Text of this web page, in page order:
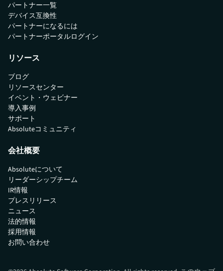
パートナー一覧
デバイス互換性
パートナーになるには
パートナーポータルログイン
リソース
ブログ
リソースセンター
イベント・ウェビナー
導入事例
サポート
Absoluteコミュニティ
会社概要
Absoluteについて
リーダーシップチーム
IR情報
プレスリリース
ニュース
法的情報
採用情報
お問い合わせ